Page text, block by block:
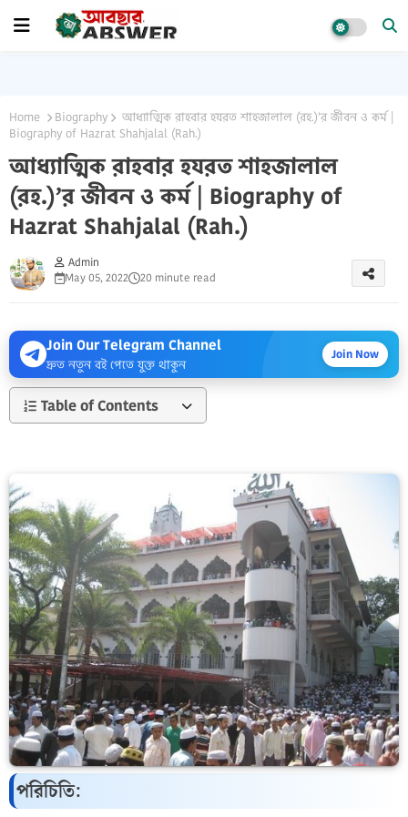
Home Biography
আধ্যাত্মিক রাহবার হযরত শাহজালাল (রহ.)’র জীবন ও কর্ম |
Biography of Hazrat Shahjalal (Rah.)
আধ্যাত্মিক রাহবার হযরত শাহজালাল
(রহ.)’র জীবন ও কর্ম | Biography of
Hazrat Shahjalal (Rah.)
Admin
May 05, 2022
20 minute read
Join Our Telegram Channel
দ্রুত নতুন বই পেতে যুক্ত থাকুন
Join Now
Table of Contents
পরিচিতি: